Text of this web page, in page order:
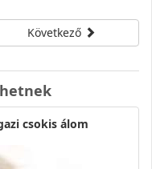
Következő
csokis álom